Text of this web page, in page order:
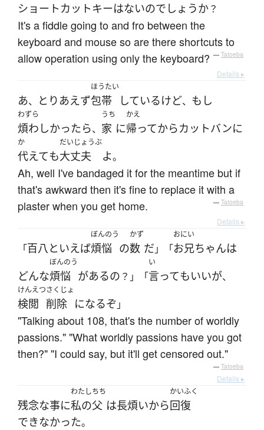
ショートカットキーはないのでしょうか？
It's a fiddle going to and fro between the
keyboard and mouse so are there shortcuts to
allow operation using only the keyboard? — Tatoeba
Details ▸
あ、 とりあえず
ほうたい
包帯 しているけど、 もし
わずら
煩わしかったら、
うち
家 に
かえ
帰ってからカットバンに
か
代えても
だいじょうぶ
大丈夫 よ。
Ah, well I've bandaged it for the meantime but if
that's awkward then it's fine to replace it with a
plaster when you get home.
— Tatoeba
Details ▸
「百八といえば
ぼんのう
煩悩 の
かず
数 だ 」「
おにい
お兄ちゃんは
どんな
ぼんのう
煩悩 があるの ？」「
い
言ってもいいが、
けんえつ
検閲
さくじょ
削除 になるぞ 」
"Talking about 108, that's the number of worldly
passions." "What worldly passions have you got
then?" "I could say, but it'll get censored out."
— Tatoeba
Details ▸
残念な事に
わたし
私の
ちち
父 は長煩いから
かいふく
回復
できなかった。